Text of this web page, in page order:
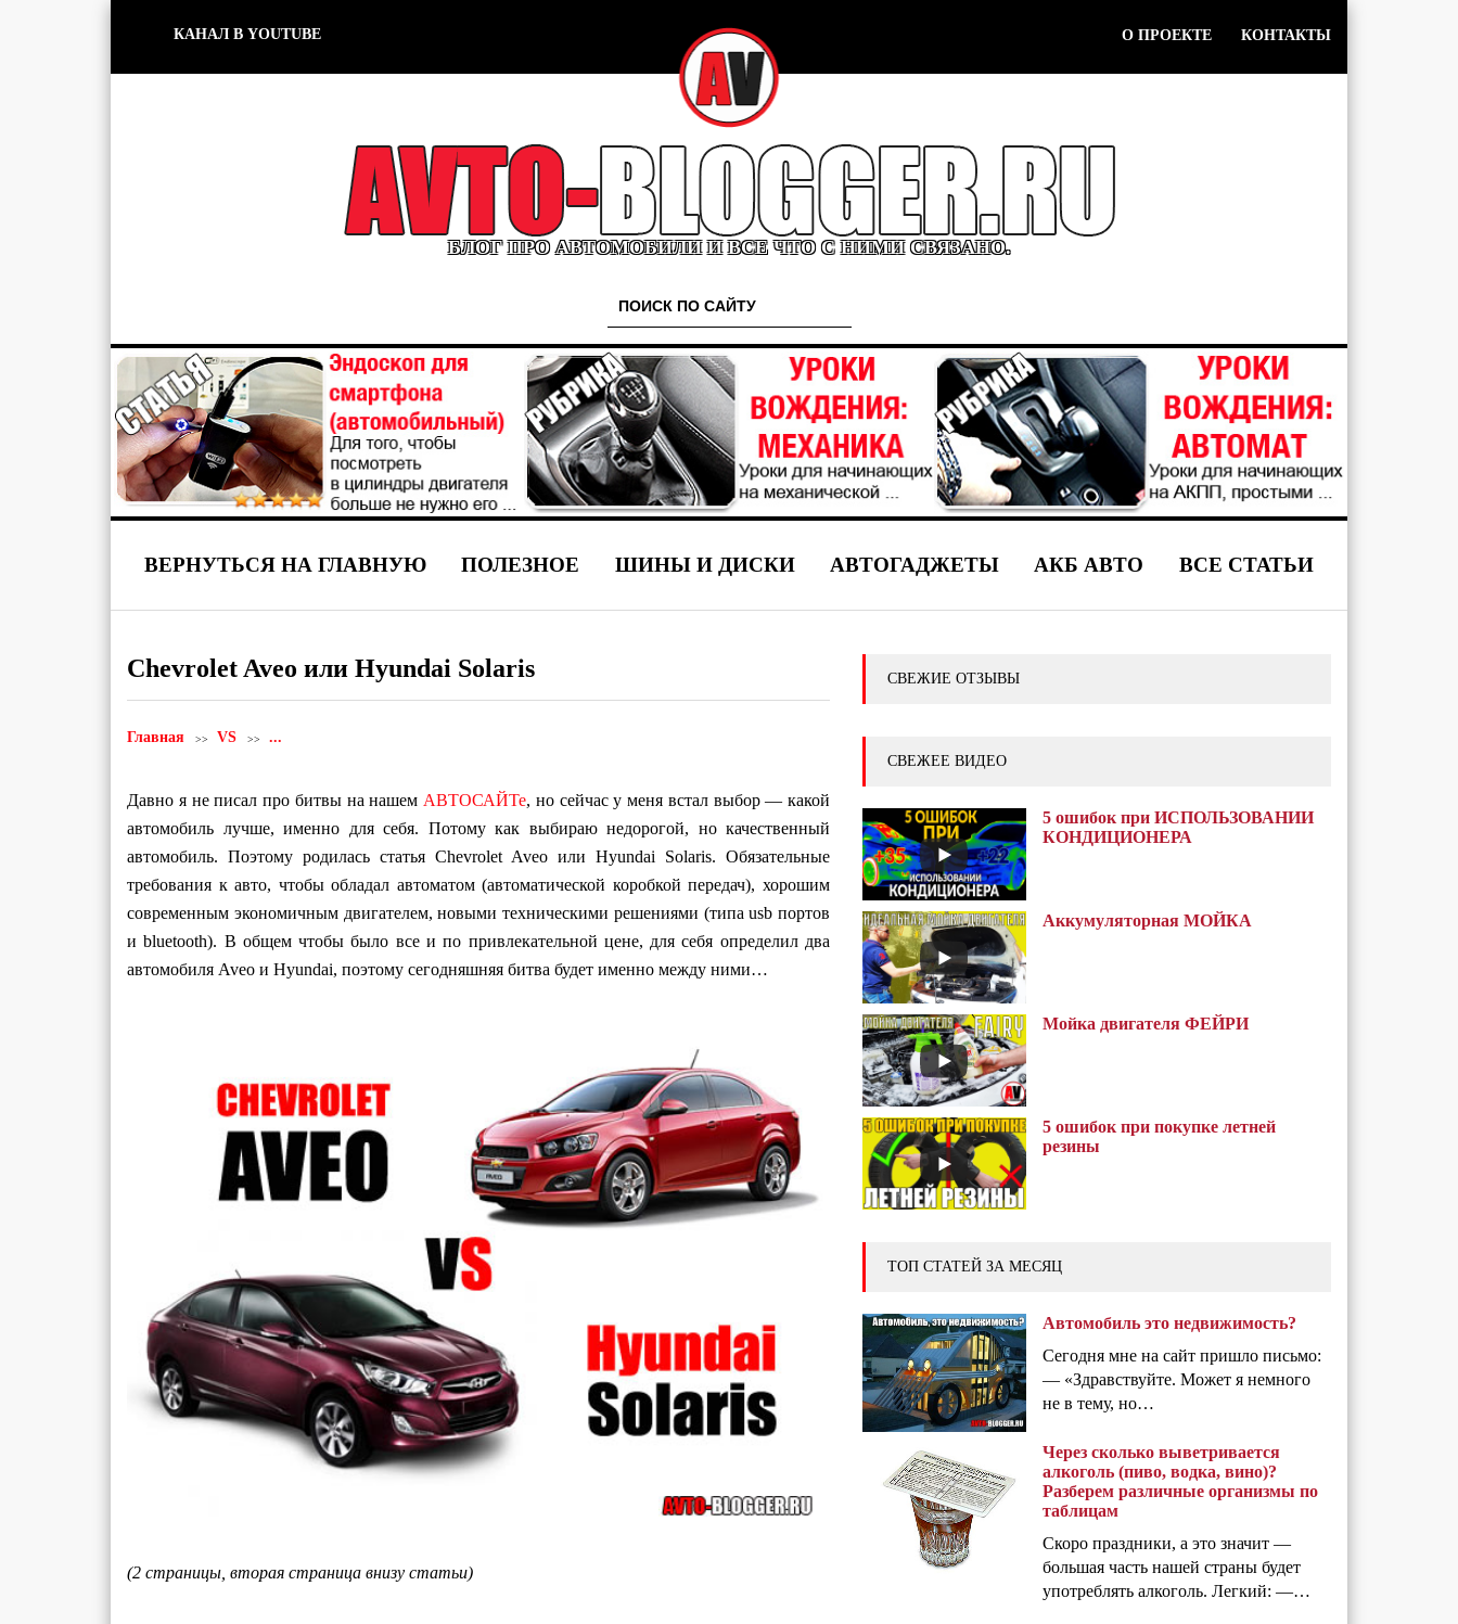
КАНАЛ В YOUTUBE О ПРОЕКТЕ КОНТАКТЫ
БЛОГ ПРО АВТОМОБИЛИ И ВСЕ ЧТО С НИМИ СВЯЗАНО.
ВЕРНУТЬСЯ НА ГЛАВНУЮ ПОЛЕЗНОЕ ШИНЫ И ДИСКИ АВТОГАДЖЕТЫ АКБ АВТО ВСЕ СТАТЬИ
Сhevrolet Aveo или Hyundai Solaris
Главная VS ...
Давно я не писал про битвы на нашем АВТОСАЙТе, но сейчас у меня встал выбор — какой
автомобиль лучше, именно для себя. Потому как выбираю недорогой, но качественный
автомобиль. Поэтому родилась статья Сhevrolet Aveo или Hyundai Solaris. Обязательные
требования к авто, чтобы обладал автоматом (автоматической коробкой передач), хорошим
современным экономичным двигателем, новыми техническими решениями (типа usb портов
и bluetooth). В общем чтобы было все и по привлекательной цене, для себя определил два
автомобиля Aveo и Hyundai, поэтому сегодняшняя битва будет именно между ними…
(2 страницы, вторая страница внизу статьи)
СВЕЖИЕ ОТЗЫВЫ
СВЕЖЕЕ ВИДЕО
5 ошибок при ИСПОЛЬЗОВАНИИ
КОНДИЦИОНЕРА
Аккумуляторная МОЙКА
Мойка двигателя ФЕЙРИ
5 ошибок при покупке летней
резины
ТОП СТАТЕЙ ЗА МЕСЯЦ
Автомобиль это недвижимость?
Сегодня мне на сайт пришло письмо:
— «Здравствуйте. Может я немного
не в тему, но…
Через сколько выветривается
алкоголь (пиво, водка, вино)?
Разберем различные организмы по
таблицам
Скоро праздники, а это значит —
большая часть нашей страны будет
употреблять алкоголь. Легкий: —…